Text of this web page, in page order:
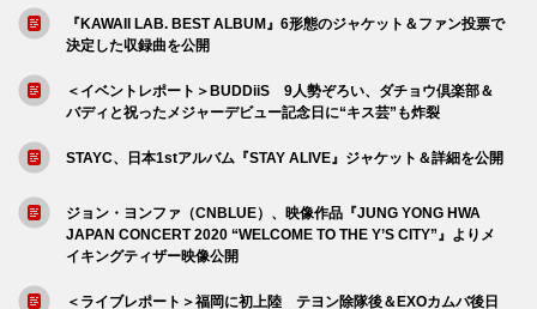
『KAWAII LAB. BEST ALBUM』6形態のジャケット＆ファン投票で
決定した収録曲を公開
＜イベントレポート＞BUDDiiS 9人勢ぞろい、ダチョウ倶楽部＆
バディと祝ったメジャーデビュー記念日に“キス芸”も炸裂
STAYC、日本1stアルバム『STAY ALIVE』ジャケット＆詳細を公開
ジョン・ヨンファ（CNBLUE）、映像作品『JUNG YONG HWA
JAPAN CONCERT 2020 “WELCOME TO THE Y’S CITY”』よりメ
イキングティザー映像公開
＜ライブレポート＞福岡に初上陸 テヨン除隊後＆EXOカムバ後日